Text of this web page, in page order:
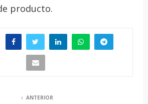
producto.
ANTERIOR